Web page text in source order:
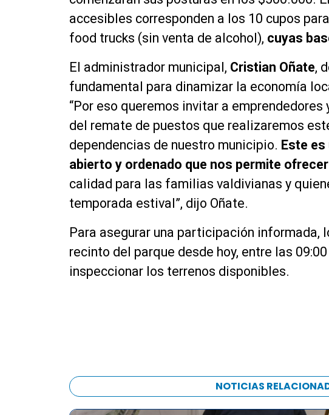
accesibles corresponden a los 10 cupos
food trucks (sin venta de alcohol), cuyas
El administrador municipal, Cristian Oñate,
fundamental para dinamizar la economía
“Por eso queremos invitar a
del remate de puestos que realizaremos
dependencias de nuestro municipio. Este
abierto y ordenado que nos permite
calidad para las familias valdivianas y
temporada estival”, dijo Oñate.
Para asegurar una participación informada,
recinto del parque desde hoy, entre las
inspeccionar los terrenos disponibles.
NOTICIAS